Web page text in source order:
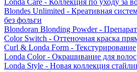
Londa Care - Коллекция по уходу за
Blondes Unlimited - Креативная
без фольги
Blondoran Blonding Powder -
Color Switch - Оттеночная краска
Curl & Londa Form - Текстурирование
Londa Color - Окрашивание для волос
Londa Style - Новая коллекция